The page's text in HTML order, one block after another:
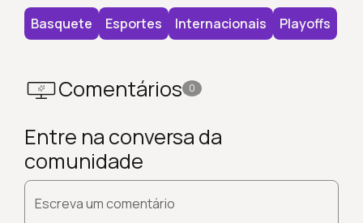
Basquete Esportes Internacionais Playoffs
Comentários 0
Entre na conversa da
comunidade
Escreva um comentário